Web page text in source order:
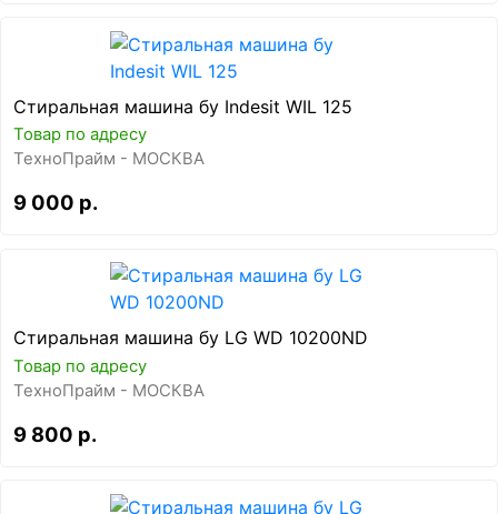
Стиральная машина бу Indesit WIL 125
Товар по адресу
ТехноПрайм - МОСКВА
9 000 р.
Стиральная машина бу LG WD 10200ND
Товар по адресу
ТехноПрайм - МОСКВА
9 800 р.